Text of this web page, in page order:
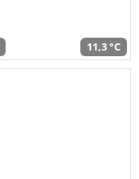
11,3 °C